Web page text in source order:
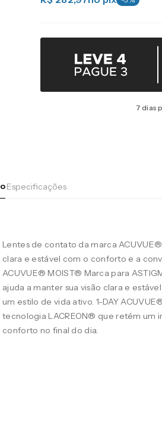
7 dias
Especificações
Lentes de contato da marca
clara e estável com o conforto e a
ACUVUE® MOIST® Marca para
ajuda a manter sua visão clara e
um estilo de vida ativo. 1-DAY
tecnologia LACREON® que retém um
conforto no final do dia.